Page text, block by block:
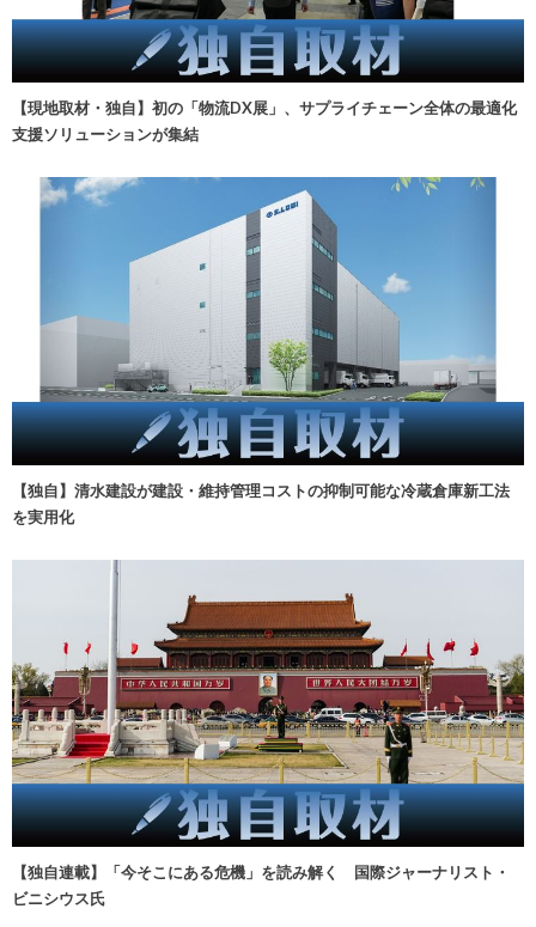
【現地取材・独自】初の「物流DX展」、サプライチェーン全体の最適化
支援ソリューションが集結
【独自】清水建設が建設・維持管理コストの抑制可能な冷蔵倉庫新工法
を実用化
【独自連載】「今そこにある危機」を読み解く 国際ジャーナリスト・
ビニシウス氏